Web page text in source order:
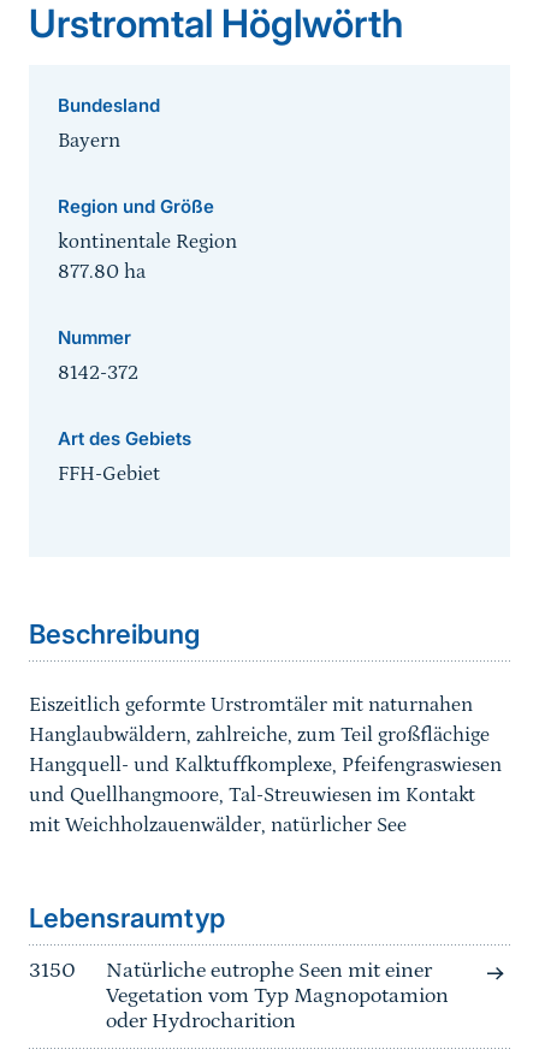
Urstromtal Höglwörth
Bundesland
Bayern
Region und Größe
kontinentale Region
877.80 ha
Nummer
8142-372
Art des Gebiets
FFH-Gebiet
Beschreibung
Eiszeitlich geformte Urstromtäler mit naturnahen
Hanglaubwäldern, zahlreiche, zum Teil großflächige
Hangquell- und Kalktuffkomplexe, Pfeifengraswiesen
und Quellhangmoore, Tal-Streuwiesen im Kontakt
mit Weichholzauenwälder, natürlicher See
Lebensraumtyp
3150
Natürliche eutrophe Seen mit einer
Vegetation vom Typ Magnopotamion
oder Hydrocharition